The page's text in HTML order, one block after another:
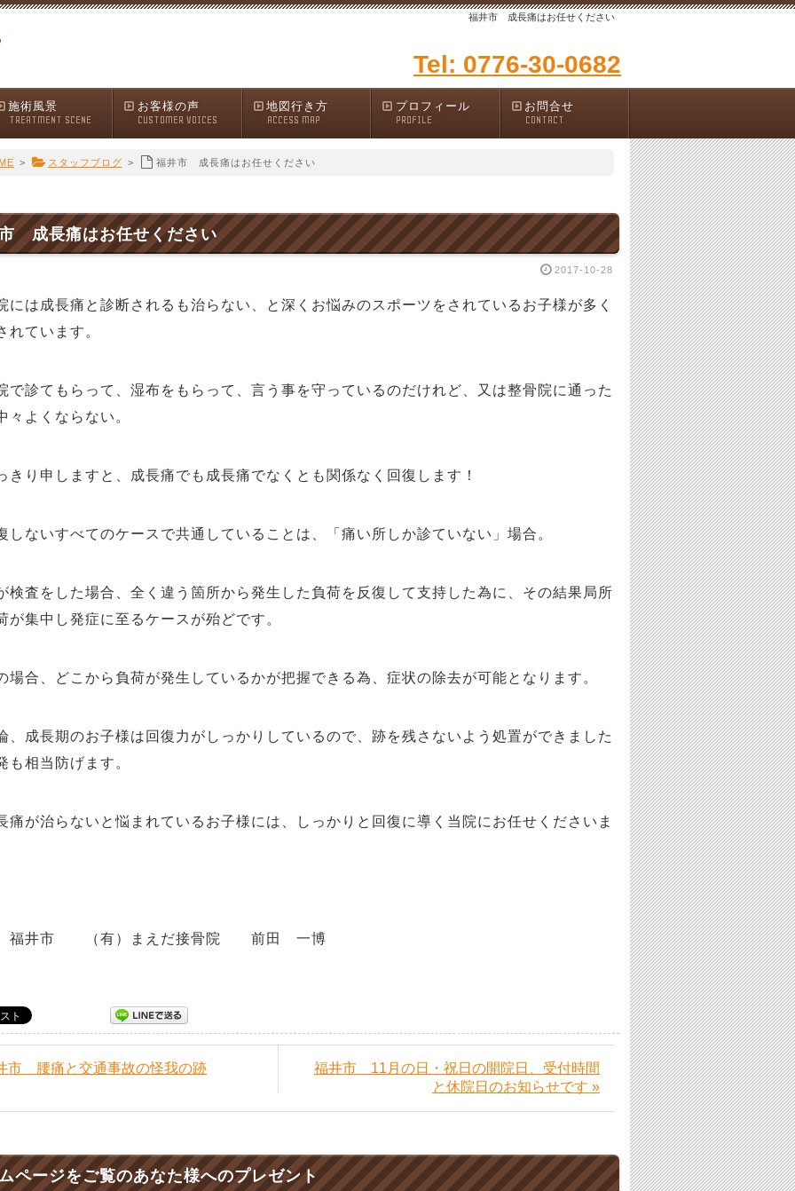
福井市 成長痛はお任せください
Tel: 0776-30-0682
施術風景
TREATMENT SCENE
お客様の声
CUSTOMER VOICES
地図行き方
ACCESS MAP
プロフィール
PROFILE
お問合せ
CONTACT
> スタッフブログ > 福井市 成長痛はお任せください
成長痛はお任せください
2017-10-28
には成長痛と診断されるも治らない、と深くお悩みのスポーツをされているお子様が多く
れています。
診てもらって、湿布をもらって、言う事を守っているのだけれど、又は整骨院に通った
々よくならない。
り申しますと、成長痛でも成長痛でなくとも関係なく回復します！
ないすべてのケースで共通していることは、「痛い所しか診ていない」場合。
査をした場合、全く違う箇所から発生した負荷を反復して支持した為に、その結果局所
が集中し発症に至るケースが殆どです。
合、どこから負荷が発生しているかが把握できる為、症状の除去が可能となります。
成長期のお子様は回復力がしっかりしているので、跡を残さないよう処置ができました
も相当防げます。
が治らないと悩まれているお子様には、しっかりと回復に導く当院にお任せくださいま
市 （有）まえだ接骨院 前田 一博
市 腰痛と交通事故の怪我の跡
福井市 11月の日・祝日の開院日、受付時間
と休院日のお知らせです »
ページをご覧のあなた様へのプレゼント